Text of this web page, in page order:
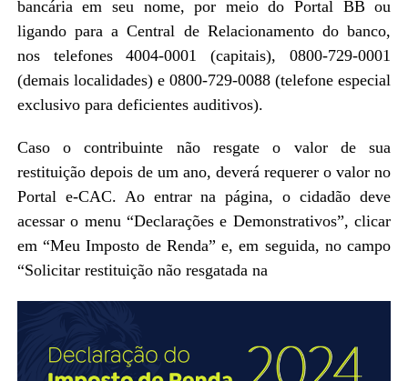
bancária em seu nome, por meio do Portal BB ou
ligando para a Central de Relacionamento do banco,
nos telefones 4004-0001 (capitais), 0800-729-0001
(demais localidades) e 0800-729-0088 (telefone especial
exclusivo para deficientes auditivos).
Caso o contribuinte não resgate o valor de sua
restituição depois de um ano, deverá requerer o valor no
Portal e-CAC. Ao entrar na página, o cidadão deve
acessar o menu “Declarações e Demonstrativos”, clicar
em “Meu Imposto de Renda” e, em seguida, no campo
“Solicitar restituição não resgatada na